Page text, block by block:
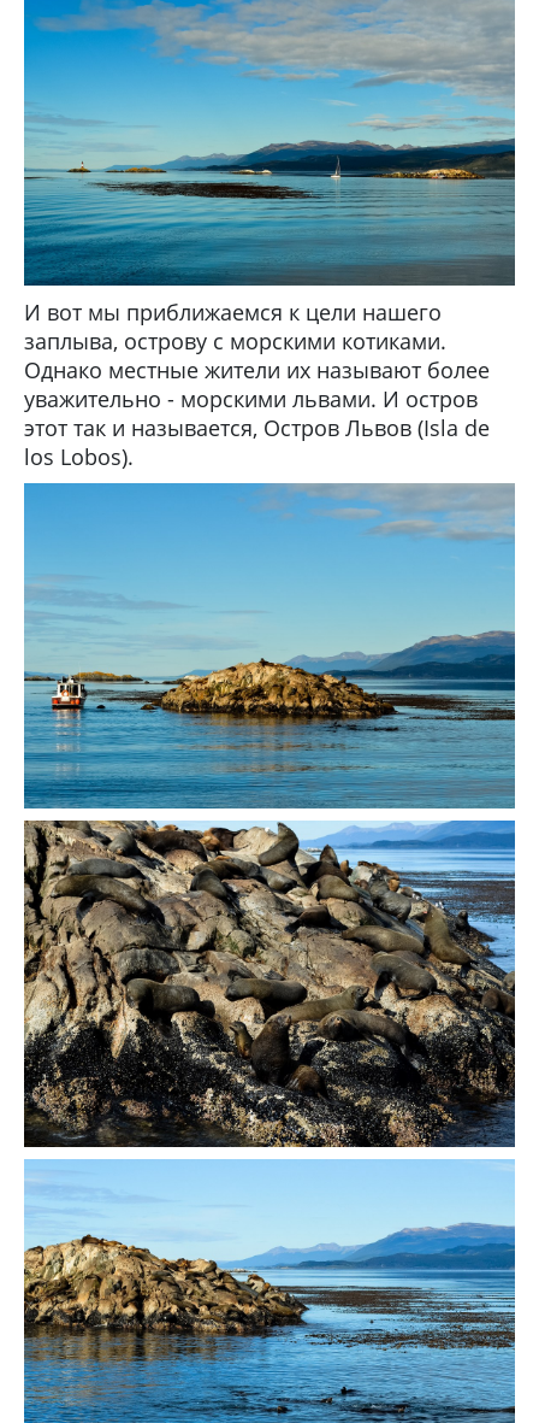
И вот мы приближаемся к цели нашего
заплыва, острову с морскими котиками.
Однако местные жители их называют более
уважительно - морскими львами. И остров
этот так и называется, Остров Львов (Isla de
los Lobos).